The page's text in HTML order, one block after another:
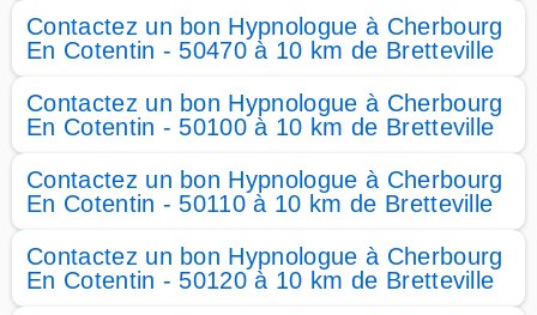
Contactez un bon Hypnologue à Cherbourg
En Cotentin - 50470 à 10 km de Bretteville
Contactez un bon Hypnologue à Cherbourg
En Cotentin - 50100 à 10 km de Bretteville
Contactez un bon Hypnologue à Cherbourg
En Cotentin - 50110 à 10 km de Bretteville
Contactez un bon Hypnologue à Cherbourg
En Cotentin - 50120 à 10 km de Bretteville